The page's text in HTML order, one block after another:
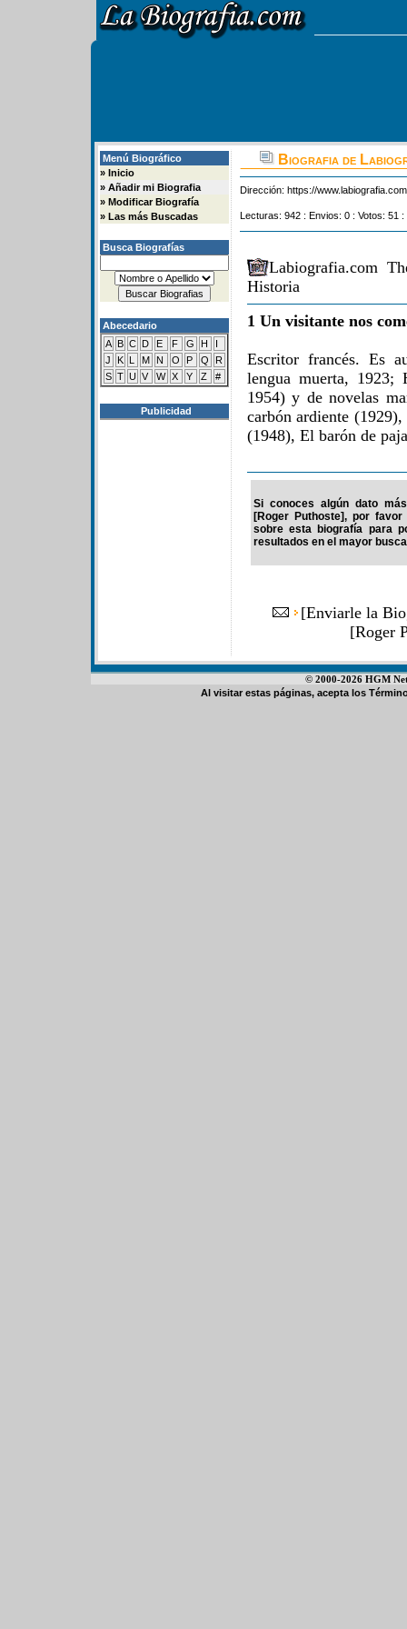
Menú Biográfico
» Inicio
» Añadir mi Biografia
» Modificar Biografía
» Las más Buscadas
Busca Biografías
Abecedario
A B C D E F G H
I
J
K L M N O P Q
R
S T U V W X Y Z #
Publicidad
Biografia de
Dirección: https://
Lecturas: 942 : Envios: 0 : Votos: 51
Labiografia.com
Historia
1 Un visitante nos
Escritor francés. Es
lengua muerta, 1923;
1954) y de novelas
carbón ardiente
(1948), El barón de
Si conoces algún dato
[Roger Puthoste], por
sobre esta biografía para
resultados en el mayor
[Enviarle la
[Roger
© 2000-2026 HGM
Al visitar estas páginas, acepta los